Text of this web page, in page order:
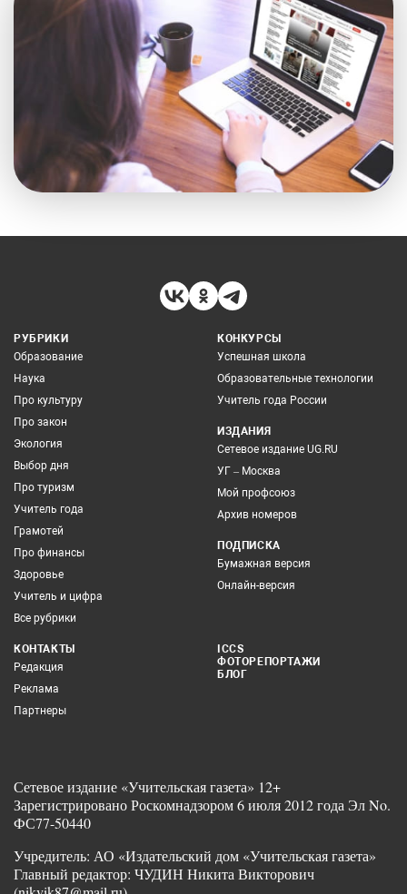
РУБРИКИ
Образование
Наука
Про культуру
Про закон
Экология
Выбор дня
Про туризм
Учитель года
Грамотей
Про финансы
Здоровье
Учитель и цифра
Все рубрики
КОНКУРСЫ
Успешная школа
Образовательные технологии
Учитель года России
ИЗДАНИЯ
Сетевое издание UG.RU
УГ – Москва
Мой профсоюз
Архив номеров
ПОДПИСКА
Бумажная версия
Онлайн-версия
КОНТАКТЫ
Редакция
Реклама
Партнеры
ICCS
ФОТОРЕПОРТАЖИ
БЛОГ
Сетевое издание «Учительская газета» 12+
Зарегистрировано Роскомнадзором 6 июля 2012 года Эл No.
ФС77-50440
Учредитель: АО «Издательский дом «Учительская газета»
Главный редактор: ЧУДИН Никита Викторович